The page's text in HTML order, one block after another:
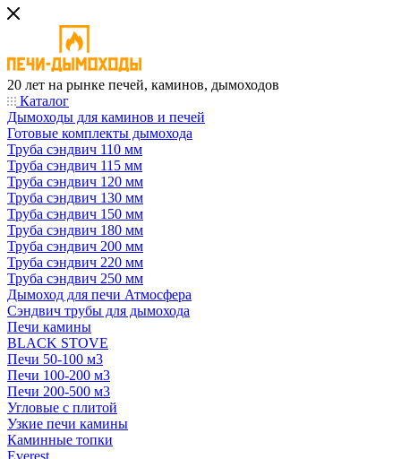
20 лет на рынке печей, каминов, дымоходов
Каталог
Дымоходы для каминов и печей
Готовые комплекты дымохода
Труба сэндвич 110 мм
Труба сэндвич 115 мм
Труба сэндвич 120 мм
Труба сэндвич 130 мм
Труба сэндвич 150 мм
Труба сэндвич 180 мм
Труба сэндвич 200 мм
Труба сэндвич 220 мм
Труба сэндвич 250 мм
Дымоход для печи Атмосфера
Сэндвич трубы для дымохода
Печи камины
BLACK STOVE
Печи 50-100 м3
Печи 100-200 м3
Печи 200-500 м3
Угловые с плитой
Узкие печи камины
Каминные топки
Everest